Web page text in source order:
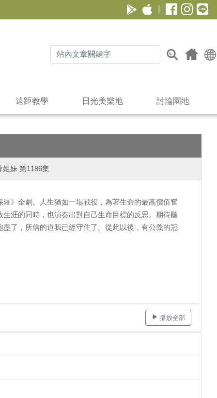
遠距教學 日光美樂地 討論園地
妹 第1186集
》全劇。人生猶如一場戰役，為著生命的最高價值奮
涯的同時，也演奏出對自己生命目標的反思。期待聽
了，所信的道我已經守住了。從此以後，有公義的冠
播放全部